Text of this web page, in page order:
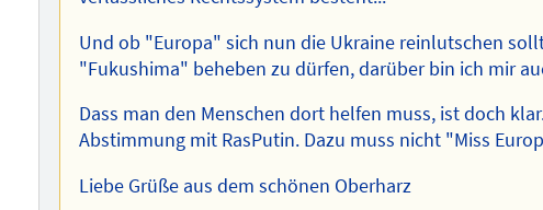
Und ob "Europa" sich nun die Ukraine reinlutschen
"Fukushima" beheben zu dürfen, darüber bin ich mir
Dass man den Menschen dort helfen muss, ist doch
Abstimmung mit RasPutin. Dazu muss nicht "Miss
Liebe Grüße aus dem schönen Oberharz